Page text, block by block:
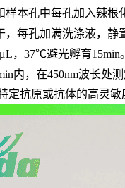
样本孔中每孔加入辣根
，每孔加满洗涤液，静
，37℃避光孵育15min
内，在450nm波长处
定抗原或抗体的高灵敏